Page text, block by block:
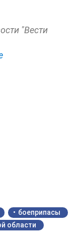
"Вести
боеприпасы
области